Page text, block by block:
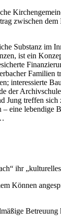
zwischen
Substanz im
ist ein
Familien
interessierte
der
treffen
– eine
ihr
Können
Betreuung